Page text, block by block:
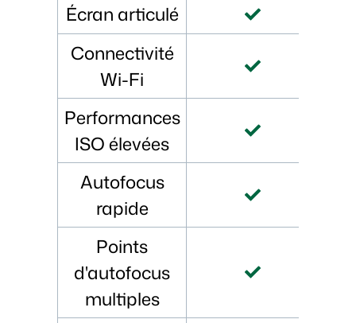
Écran articulé
Connectivité
Wi-Fi
Performances
ISO élevées
Autofocus
rapide
Points
d'autofocus
multiples